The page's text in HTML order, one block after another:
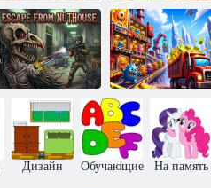
Лабиринт
Рыцарь
Алексис РПГ
Побег из
психиатрической
лечебницы
Модульный
монстры:
Подземный
заводской
магнат
Дизайн Обучающие На память